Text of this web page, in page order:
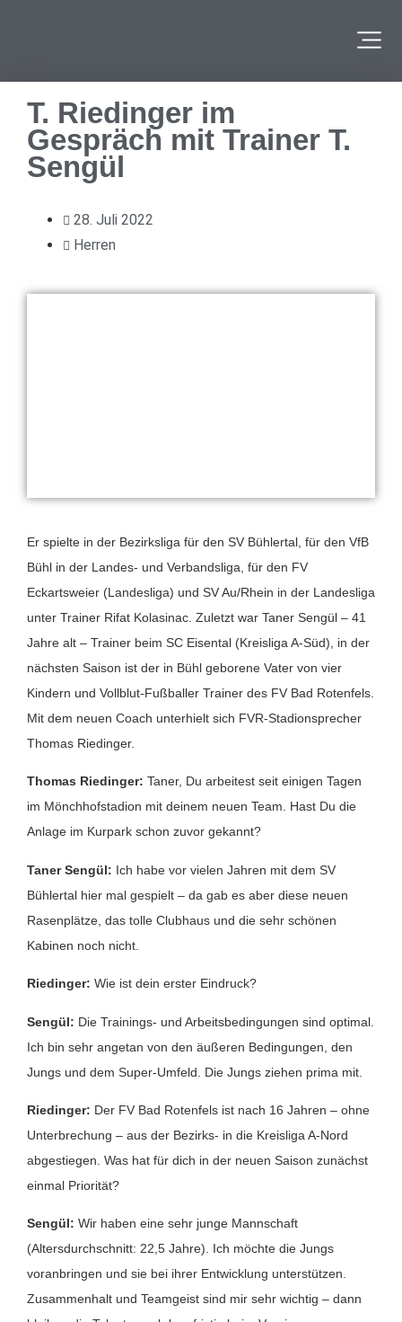
T. Riedinger im
Gespräch mit Trainer T.
Sengül
28. Juli 2022
Herren
Er spielte in der Bezirksliga für den SV Bühlertal, für den VfB
Bühl in der Landes- und Verbandsliga, für den FV
Eckartsweier (Landesliga) und SV Au/Rhein in der Landesliga
unter Trainer Rifat Kolasinac. Zuletzt war Taner Sengül – 41
Jahre alt – Trainer beim SC Eisental (Kreisliga A-Süd), in der
nächsten Saison ist der in Bühl geborene Vater von vier
Kindern und Vollblut-Fußballer Trainer des FV Bad Rotenfels.
Mit dem neuen Coach unterhielt sich FVR-Stadionsprecher
Thomas Riedinger.
Thomas Riedinger: Taner, Du arbeitest seit einigen Tagen
im Mönchhofstadion mit deinem neuen Team. Hast Du die
Anlage im Kurpark schon zuvor gekannt?
Taner Sengül: Ich habe vor vielen Jahren mit dem SV
Bühlertal hier mal gespielt – da gab es aber diese neuen
Rasenplätze, das tolle Clubhaus und die sehr schönen
Kabinen noch nicht.
Riedinger: Wie ist dein erster Eindruck?
Sengül: Die Trainings- und Arbeitsbedingungen sind optimal.
Ich bin sehr angetan von den äußeren Bedingungen, den
Jungs und dem Super-Umfeld. Die Jungs ziehen prima mit.
Riedinger: Der FV Bad Rotenfels ist nach 16 Jahren – ohne
Unterbrechung – aus der Bezirks- in die Kreisliga A-Nord
abgestiegen. Was hat für dich in der neuen Saison zunächst
einmal Priorität?
Sengül: Wir haben eine sehr junge Mannschaft
(Altersdurchschnitt: 22,5 Jahre). Ich möchte die Jungs
voranbringen und sie bei ihrer Entwicklung unterstützen.
Zusammenhalt und Teamgeist sind mir sehr wichtig – dann